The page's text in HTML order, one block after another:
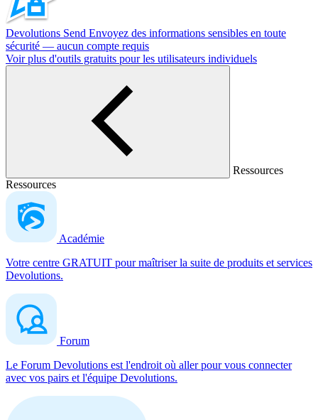
Devolutions Send Envoyez des informations sensibles en toute
sécurité — aucun compte requis
Voir plus d'outils gratuits pour les utilisateurs individuels
Ressources
Ressources
Académie
Votre centre GRATUIT pour maîtriser la suite de produits et services
Devolutions.
Forum
Le Forum Devolutions est l'endroit où aller pour vous connecter
avec vos pairs et l'équipe Devolutions.